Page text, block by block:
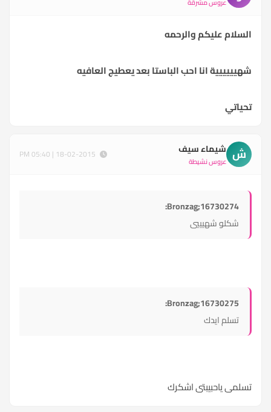
السلام عليكم والرحمه
شهيييييية انا احب الباستا بعد يعطيج العافيه
تحياتي
ش شيماء سيف
عروس نشيطة
Bronzag;16730274:
شكلو شهيييي
Bronzag;16730275:
تسلم ايدك
تسلمى ياحبيبتى اشكرك